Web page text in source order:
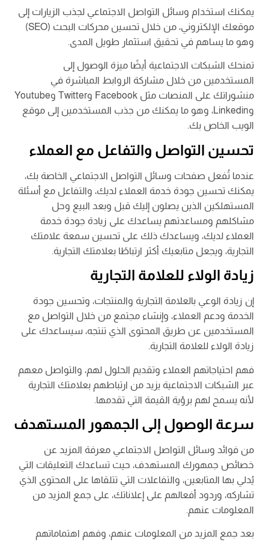
يمكنك استخدام وسائل التواصل الاجتماعي لجذب الزيارات إلى
موقعك الإلكتروني، من خلال تحسين محركات البحث (SEO)
وهو ما يساهم في تحقيق استثمار طويل المدى.
تمنحك الشبكات الاجتماعية أيضًا ميزة الوصول إلى
المستخدمين من خلال مشاركة الروابط المباشرة في
منشوراتك على المنصات مثل Facebook وTwitter وYoutube
وLinkedin، وهو ما يمكنك من جذب المستخدمين إلى موقع
الويب الخاص بك.
تحسين التواصل والتفاعل مع العملاء
عندما تُفعل صفحات وسائل التواصل الاجتماعي الخاصة بك،
يمكنك تحسين جودة خدمة العملاء لديك، والتفاعل مع أسئلة
المستهلكين الذين يصلون إليك قبل وبعد البيع وحل
مشاكلهم ومساعدتهم يساعدك على زيادة جودة خدمة
العملاء لديك، ويساعدك ذلك على تحسين سمعة علامتك
التجارية، ويجعل متابعيك أكثر ارتباطًا بعلامتك التجارية.
زيادة الولاء للعلامة التجارية
إن زيادة الوعي بالعلامة التجارية والمنتجات، وتحسين جودة
الخدمة ودعم العملاء، وإنشاء مجتمع من خلال التواصل مع
المستخدمين عن طريق المحتوى الذي تنتجه، سيساعدك على
زيادة الولاء للعلامة التجارية.
فهم احتياجاتهم العملاء وتقديم الحلول لهم، والتواصل معهم
عبر الشبكات الاجتماعية يزيد من ارتباطهم بعلامتك التجارية
لأنه يسمح لهم برؤية القيمة التي تقدمها.
سرعة الوصول إلى الجمهور المستهدف
من فوائد وسائل التواصل الاجتماعي معرفة المزيد عن
خصائص جمهورك المستهدف، حيث تساعدك التعليقات التي
يُدلي بها المتابعين، والتفاعلات التي تتلقاها على المحتوى الذي
تشاركه، وردود أفعالهم على إعلاناتك، على جمع المزيد من
المعلومات عنهم.
بعد جمع المزيد من المعلومات عنهم، وفهم اهتماماتهم